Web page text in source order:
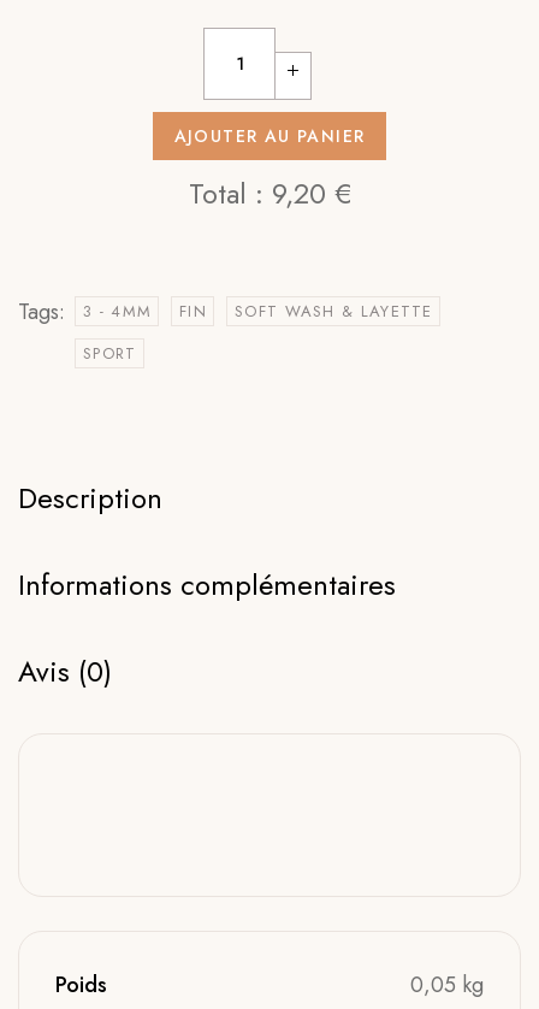
AJOUTER AU PANIER
Total : 9,20 €
Tags: 3 - 4MM FIN
SOFT WASH & LAYETTE
SPORT
Description
Informations complémentaires
Avis (0)
Poids 0,05 kg